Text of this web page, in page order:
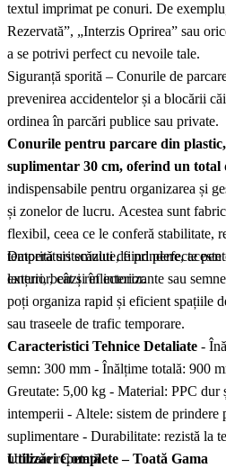
textul imprimat pe conuri. De
Rezervată”, „Interzis Oprirea” sau
a se potrivi perfect cu nevoile tale.
Siguranță sporită – Conurile de
prevenirea accidentelor și a blocării
ordinea în parcări publice sau private.
Conurile pentru parcare din
suplimentar 30 cm, oferind un total
indispensabile pentru organizarea și
și zonelor de lucru. Acestea sunt
flexibil, ceea ce le conferă stabilitate,
temperaturi scăzute, fiind perfecte
exterior, cât și în interior.
Datorită sistemului de prindere,
lanțuri, benzi reflectorizante sau
poți organiza rapid și eficient spațiile
sau traseele de trafic temporare.
Caracteristici Tehnice Detaliate -
semn: 300 mm - Înălțime totală: 900
Greutate: 5,00 kg - Material: PPC dur
intemperii - Altele: sistem de prindere
suplimentare - Durabilitate: rezistă la
utilizare repetată
Utilizări Complete – Toată Gama